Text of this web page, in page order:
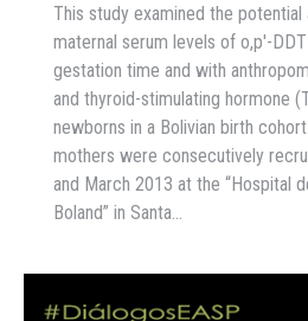
This study examined the
maternal serum levels of o,p′-
gestation time and with
and thyroid-stimulating hormone
newborns in a Bolivian birth
mothers were consecutively
and March 2013 at the “Hospital
Boland” in Santa…